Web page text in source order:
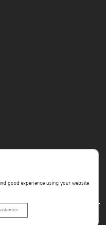
Economics KU
good experience using your website